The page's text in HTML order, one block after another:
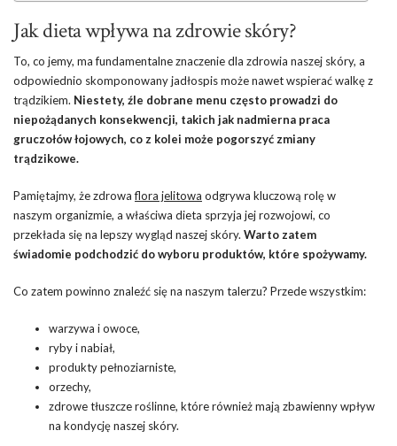
Jak dieta wpływa na zdrowie skóry?
To, co jemy, ma fundamentalne znaczenie dla zdrowia naszej skóry, a
odpowiednio skomponowany jadłospis może nawet wspierać walkę z
trądzikiem. Niestety, źle dobrane menu często prowadzi do
niepożądanych konsekwencji, takich jak nadmierna praca
gruczołów łojowych, co z kolei może pogorszyć zmiany
trądzikowe.
Pamiętajmy, że zdrowaflora jelitowa odgrywa kluczową rolę w
naszym organizmie, a właściwa dieta sprzyja jej rozwojowi, co
przekłada się na lepszy wygląd naszej skóry. Warto zatem
świadomie podchodzić do wyboru produktów, które spożywamy.
Co zatem powinno znaleźć się na naszym talerzu? Przede wszystkim:
warzywa i owoce,
ryby i nabiał,
produkty pełnoziarniste,
orzechy,
zdrowe tłuszcze roślinne, które również mają zbawienny wpływ
na kondycję naszej skóry.